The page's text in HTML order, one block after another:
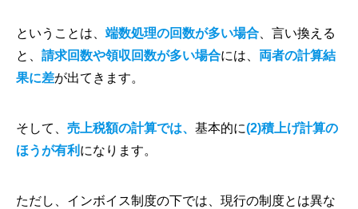
ということは、 端数処理の回数が多い場合、言い換える
と、 請求回数や領収回数が多い場合には、 両者の計算結
果に差が出てきます。
そして、 売上税額の計算では、 基本的に(2)積上げ計算の
ほうが有利 になります。
ただし、インボイス制度の下では、現⾏の制度とは異な